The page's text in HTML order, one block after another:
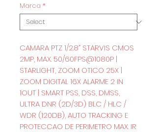
Marca *
CAMARA PTZ 1/2.8” STARVIS CMOS
2MP, MAX. 50/60FPS@1080P |
STARLIGHT, ZOOM OTICO 25X |
ZOOM DIGITAL 16X ALARME 2 IN
1OUT | SMART PSS, DSS, DMSS,
ULTRA DNR (2D/3D) BLC / HLC /
WDR (120DB), AUTO TRACKING E
PROTECCAO DE PERIMETRO MAX. IR